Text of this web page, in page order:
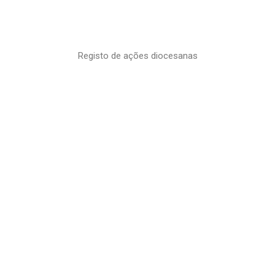
Registo de ações diocesanas